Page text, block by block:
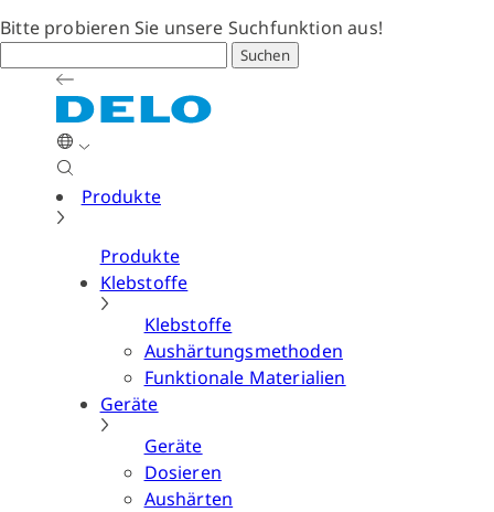
Bitte probieren Sie unsere Suchfunktion aus!
Suchen
Produkte
Produkte
Klebstoffe
Klebstoffe
Aushärtungsmethoden
Funktionale Materialien
Geräte
Geräte
Dosieren
Aushärten